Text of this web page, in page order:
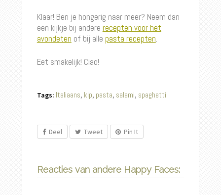
Klaar! Ben je hongerig naar meer? Neem dan
een kijkje bij andere recepten voor het
avondeten of bij alle pasta recepten.
Eet smakelijk! Ciao!
Tags: Italiaans, kip, pasta, salami, spaghetti
Deel Tweet Pin It
Reacties van andere Happy Faces: